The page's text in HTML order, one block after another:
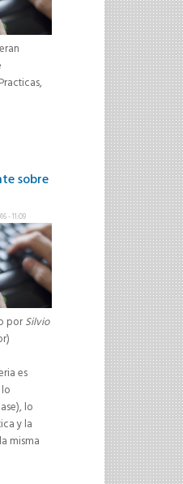
2017 - SITIO EN COMUNIDADES UNR
sobre
- 11:09
porSilvio
es
lo
y la
misma